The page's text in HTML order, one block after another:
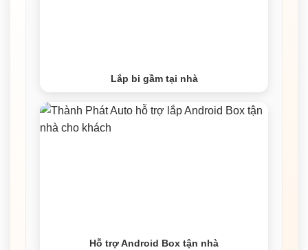
Lắp bi gầm tại nhà
Hỗ trợ Android Box tận nhà